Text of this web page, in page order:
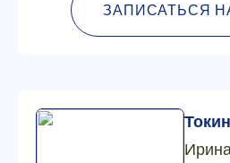
ЗАПИСАТЬСЯ